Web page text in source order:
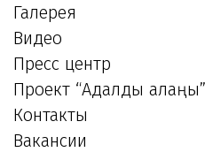
Галерея
Видео
Пресс центр
Проект “Адалдық алаңы”
Контакты
Вакансии